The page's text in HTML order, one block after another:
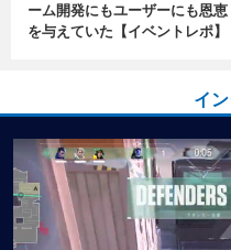
ーム開発にもユーザーにも恩恵
を与えていた【イベントレポ】
イ